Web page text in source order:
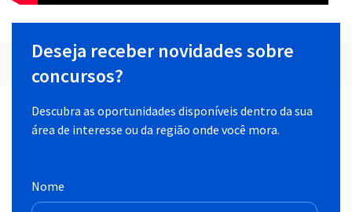
Deseja receber novidades sobre
concursos?
Descubra as oportunidades disponíveis dentro da sua
área de interesse ou da região onde você mora.
Nome